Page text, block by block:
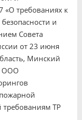
«О требованиях к
и
Совета
от 23 июня
Минский
ООО
требованиям ТР